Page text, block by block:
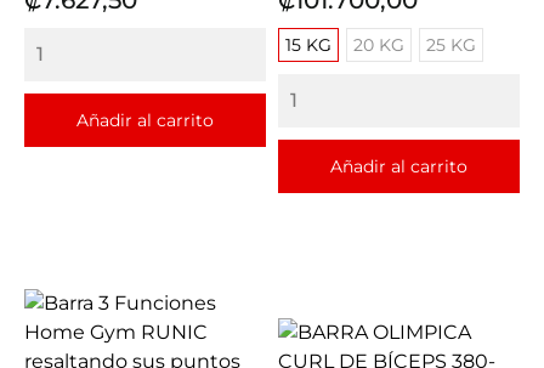
Añadir al carrito
15 KG 20 KG 25 KG
Añadir al carrito